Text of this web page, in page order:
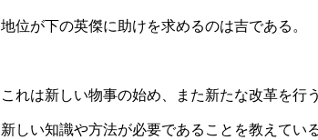
地位が下の英傑に助けを求めるのは吉である。
これは新しい物事の始め、また新たな改革を行
新しい知識や方法が必要であることを教えている